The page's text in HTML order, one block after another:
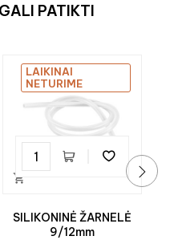
PATIKTI

LAIKINAI
NETURIME
SILIKONINĖ ŽARNELĖ
9/12mm